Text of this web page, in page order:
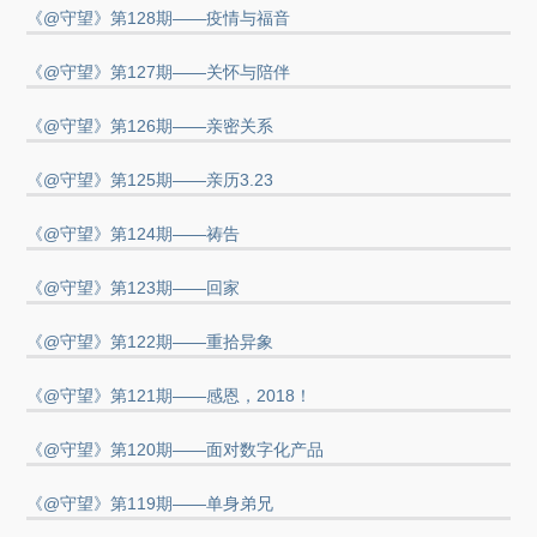
《@守望》第128期——疫情与福音
《@守望》第127期——关怀与陪伴
《@守望》第126期——亲密关系
《@守望》第125期——亲历3.23
《@守望》第124期——祷告
《@守望》第123期——回家
《@守望》第122期——重拾异象
《@守望》第121期——感恩，2018！
《@守望》第120期——面对数字化产品
《@守望》第119期——单身弟兄